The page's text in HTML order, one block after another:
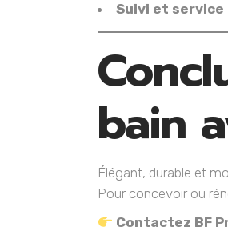
Suivi et
bain
Élégant, durable et
Pour concevoir ou
Contactez BF